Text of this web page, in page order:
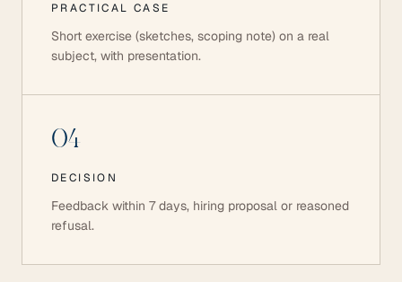
PRACTICAL CASE
Short exercise (sketches, scoping note) on a real
subject, with presentation.
04
DECISION
Feedback within 7 days, hiring proposal or reasoned
refusal.